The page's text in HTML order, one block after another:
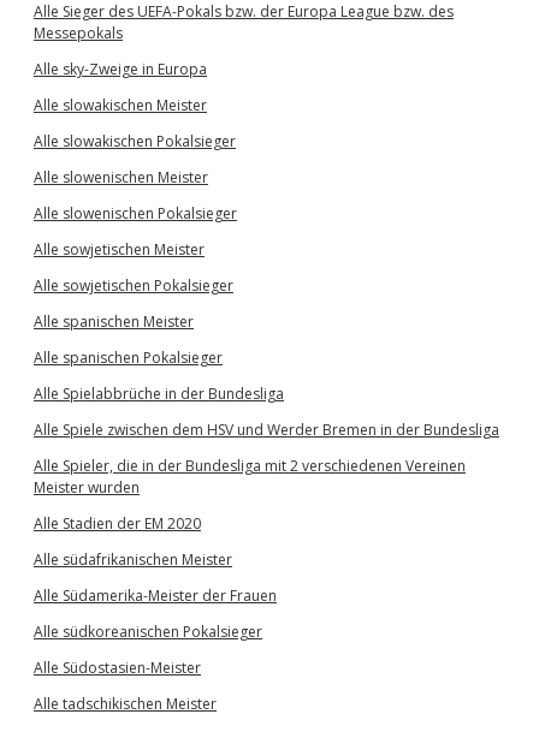
Alle Sieger des UEFA-Pokals bzw. der Europa League bzw. des
Messepokals
Alle sky-Zweige in Europa
Alle slowakischen Meister
Alle slowakischen Pokalsieger
Alle slowenischen Meister
Alle slowenischen Pokalsieger
Alle sowjetischen Meister
Alle sowjetischen Pokalsieger
Alle spanischen Meister
Alle spanischen Pokalsieger
Alle Spielabbrüche in der Bundesliga
Alle Spiele zwischen dem HSV und Werder Bremen in der Bundesliga
Alle Spieler, die in der Bundesliga mit 2 verschiedenen Vereinen
Meister wurden
Alle Stadien der EM 2020
Alle südafrikanischen Meister
Alle Südamerika-Meister der Frauen
Alle südkoreanischen Pokalsieger
Alle Südostasien-Meister
Alle tadschikischen Meister